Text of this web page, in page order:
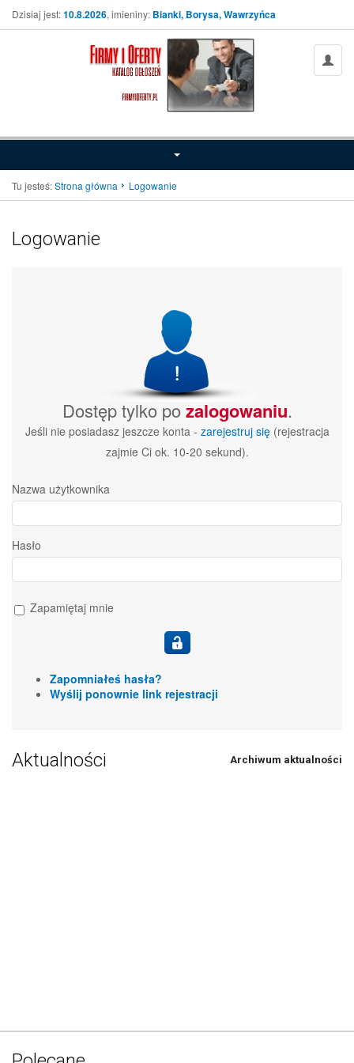
Dzisiaj jest:10.8.2026, imieniny: Bianki, Borysa, Wawrzyńca
Tu jesteś:Strona główna Logowanie
Logowanie
Dostęp tylko pozalogowaniu.
Jeśli nie posiadasz jeszcze konta - zarejestruj się(rejestracja
zajmie Ci ok. 10-20 sekund).
Nazwa użytkownika
Hasło
Zapamiętaj mnie
Zapomniałeś hasła?
Wyślij ponownie link rejestracji
Aktualności Archiwum aktualności